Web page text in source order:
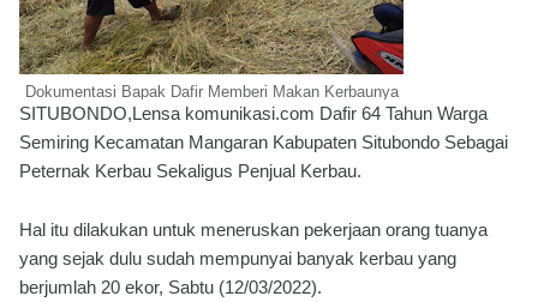
Dokumentasi Bapak Dafir Memberi Makan Kerbaunya
SITUBONDO,Lensa komunikasi.com Dafir 64 Tahun Warga
Semiring Kecamatan Mangaran Kabupaten Situbondo Sebagai
Peternak Kerbau Sekaligus Penjual Kerbau.
Hal itu dilakukan untuk meneruskan pekerjaan orang tuanya
yang sejak dulu sudah mempunyai banyak kerbau yang
berjumlah 20 ekor, Sabtu (12/03/2022).